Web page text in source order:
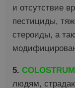
и отсутствие
пестициды,
стероиды, а
5. COLOSTRUM
людям,